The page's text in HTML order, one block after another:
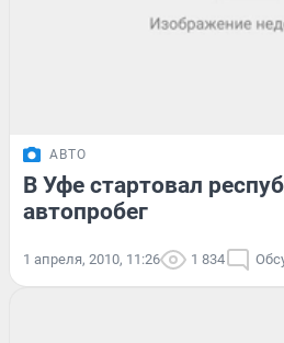
АВТО
В Уфе стартовал
автопробег
1 апреля, 2010, 11:26 1 834